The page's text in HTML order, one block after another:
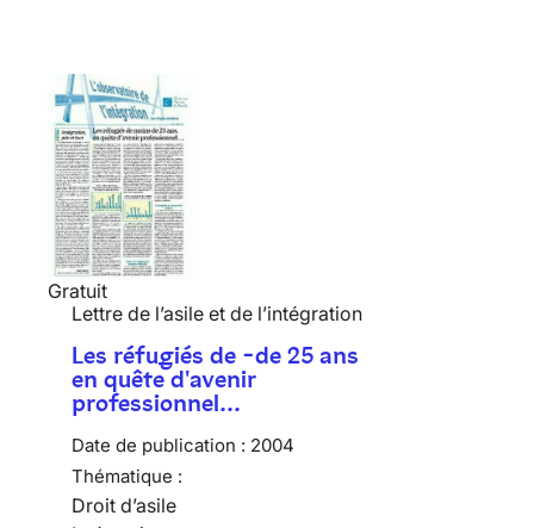
Gratuit
Lettre de l’asile et de l’intégration
Les réfugiés de -de 25 ans
en quête d'avenir
professionnel…
Date de publication : 2004
Thématique :
Droit d’asile